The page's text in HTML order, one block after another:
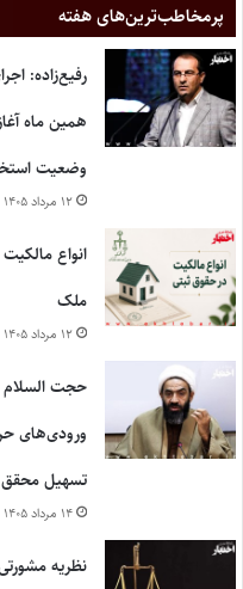
پر‌مخاطب‌ترین‌های هفته
رفیع‌زاده:
همین ماه
وضعیت
۱۲ مرداد ۱۴۰۵
ملک
۱۲ مرداد ۱۴۰۵
حجت السلام
ورودی‌های
تسهیل
۱۴ مرداد ۱۴۰۵
نظریه